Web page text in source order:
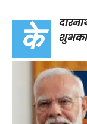
के